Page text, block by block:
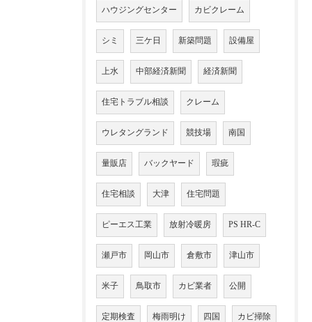
ハウジングセンター カビクレーム
シミ 三ケ日 新築問題 設備屋
上水 中部経済新聞 経済新聞
住宅トラブル相談 クレーム
ウレタングランド 競技場 南国
量販店 バックヤード 瑕疵
住宅相談 大津 住宅問題
ピーエス工業 放射冷暖房 PS HR-C
瀬戸市 岡山市 倉敷市 津山市
米子 鳥取市 カビ業者 公開
定期検査 梅雨明け 四国 カビ掃除